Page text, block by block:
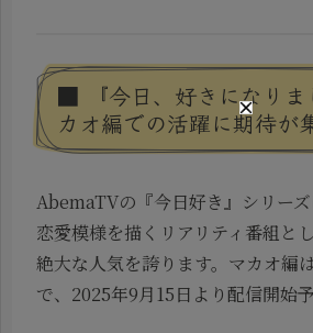
■ 『今日、好きになりま
カオ編での活躍に期待が
AbemaTVの『今日好き』シリー
恋愛模様を描くリアリティ番組と
絶大な人気を誇ります。マカオ編
で、2025年9月15日より配信開始予